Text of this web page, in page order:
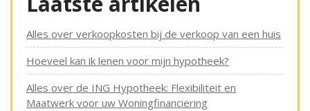
Alles over verkoopkosten bij de verkoop van een huis
Hoeveel kan ik lenen voor mijn hypotheek?
Alles over de ING Hypotheek: Flexibiliteit en
Maatwerk voor uw Woningfinanciering